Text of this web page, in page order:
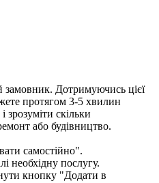
Дотримуючись цієї
протягом 3-5 хвилин
зрозуміти скільки
або будівництво.
самостійно".
необхідну послугу.
кнопку "Додати в